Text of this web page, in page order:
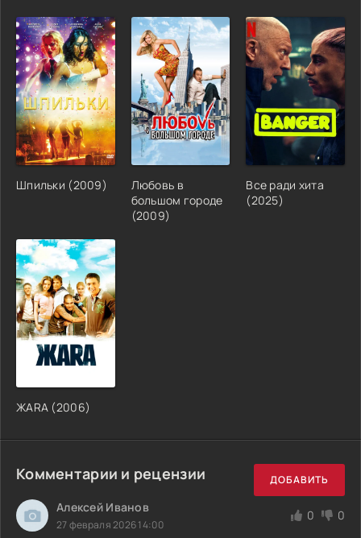
Шпильки (2009)
Любовь в
большом городе
(2009)
Все ради хита
(2025)
ЖАRА (2006)
Комментарии и рецензии ДОБАВИТЬ
Алексей Иванов
27 февраля 2026 14:00
0 0